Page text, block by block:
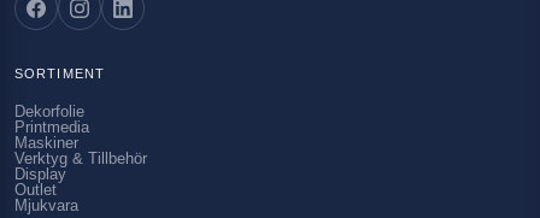
SORTIMENT
Dekorfolie
Printmedia
Maskiner
Verktyg & Tillbehör
Display
Outlet
Mjukvara